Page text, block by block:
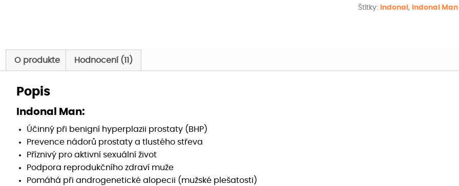
Štítky:
Indonal , Indonal Man
O produkte Hodnocení (11)
Popis
Indonal Man:
Účinný při benigní hyperplazii prostaty (BHP)
Prevence nádorů prostaty a tlustého střeva
Příznivý pro aktivní sexuální život
Podpora reprodukčního zdraví muže
Pomáhá při androgenetické alopecii (mužské plešatosti)